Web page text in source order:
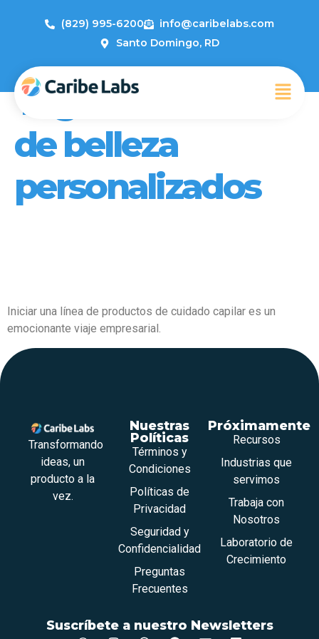
(829) 995-6200
info@caribelabs.com
Santo Domingo, RD
Tag:Productos
de belleza
personalizados
Iniciar una línea de productos de cuidado capilar es un
emocionante viaje empresarial.
Transformando
ideas, un
producto a la
vez.
Nuestras
Políticas
Términos y
Condiciones
Políticas de
Privacidad
Seguridad y
Confidencialidad
Preguntas
Frecuentes
Próximamente
Recursos
Industrias que
servimos
Trabaja con
Nosotros
Laboratorio de
Crecimiento
Suscríbete a nuestro Newsletters